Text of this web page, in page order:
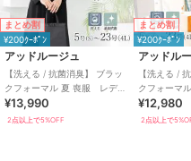
まとめ割
¥200ｸｰﾎﾟﾝ
アッドルージュ
【洗える / 抗菌消臭】 ブラッ
クフォーマル 夏 喪服 レディ
ース 着丈が選べる 5号～23
号
¥13,990
2点以上で5%OFF
まとめ割
¥200ｸｰﾎﾟﾝ
アッドル
【洗える /
クフォーマ
ース 着丈が
号
¥12,980
2点以上で